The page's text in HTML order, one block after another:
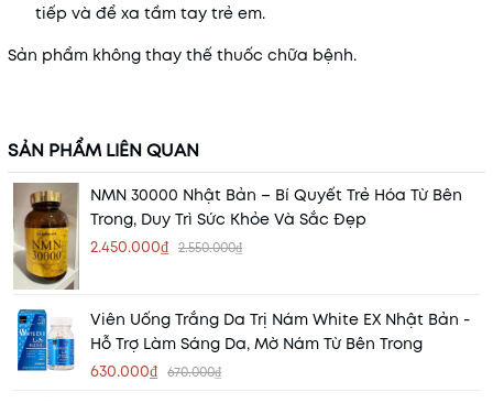
tiếp và để xa tầm tay trẻ em.
Sản phẩm không thay thế thuốc chữa bệnh.
SẢN PHẨM LIÊN QUAN
NMN 30000 Nhật Bản – Bí Quyết Trẻ Hóa Từ Bên
Trong, Duy Trì Sức Khỏe Và Sắc Đẹp
2.450.000₫ 2.550.000₫
Viên Uống Trắng Da Trị Nám White EX Nhật Bản -
Hỗ Trợ Làm Sáng Da, Mờ Nám Từ Bên Trong
630.000₫ 670.000₫